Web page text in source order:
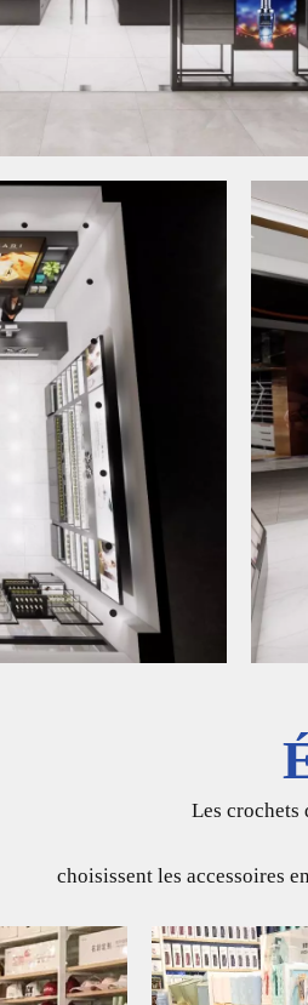
Les crochets
choisissent les accessoires